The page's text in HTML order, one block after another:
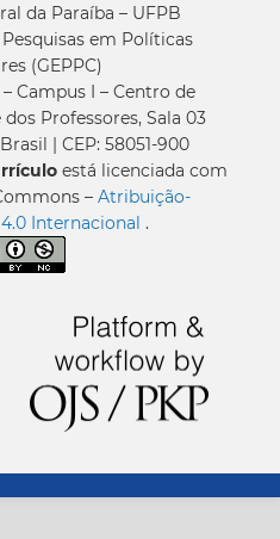
da Paraíba – UFPB
em Políticas
(GEPPC)
Campus I – Centro de
Professores, Sala 03
| CEP: 58051-900
está licenciada com
– Atribuição-
Internacional .